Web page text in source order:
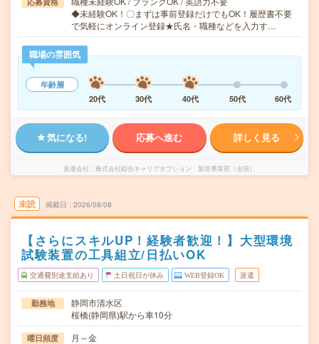
◆未経験OK！〇まずは事前登録だけでもOK！履歴書不要
で気軽にオンライン登録★氏名・職種などを入力す…
職場の雰囲気
年齢層
20代
30代 40代 50代 60代
気になる! 応募へ進む 詳しく見る
派遣会社 株式会社綜合キャリアオプション 製造事業部（全国）
未読 掲載日 2026/08/08
【さらにスキルUP！経験者歓迎！】大型環境
試験装置の工具組立/日払いOK
交通費別途支給あり 土日祝日が休み WEB登録OK 派遣
勤務地
静岡市清水区
桜橋(静岡県)駅から車10分
曜日頻度 月～金